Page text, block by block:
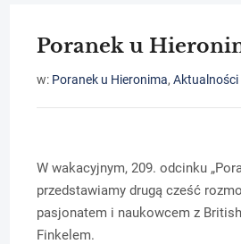
Poranek u
w: Poranek u Hieronima,Aktualności
W wakacyjnym, 209. odcinku
przedstawiamy drugą cześć
pasjonatem i naukowcem z
Finkelem.